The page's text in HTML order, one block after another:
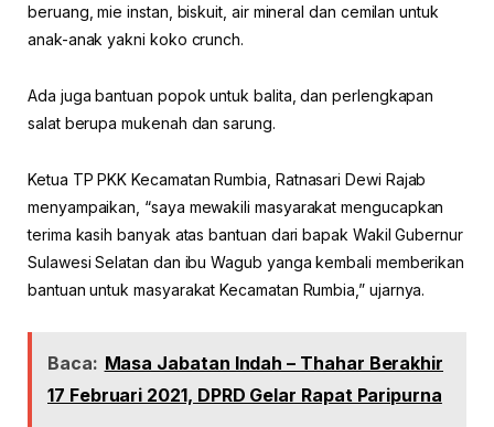
beruang, mie instan, biskuit, air mineral dan cemilan untuk
anak-anak yakni koko crunch.
Ada juga bantuan popok untuk balita, dan perlengkapan
salat berupa mukenah dan sarung.
Ketua TP PKK Kecamatan Rumbia, Ratnasari Dewi Rajab
menyampaikan, “saya mewakili masyarakat mengucapkan
terima kasih banyak atas bantuan dari bapak Wakil Gubernur
Sulawesi Selatan dan ibu Wagub yanga kembali memberikan
bantuan untuk masyarakat Kecamatan Rumbia,” ujarnya.
Baca: Masa Jabatan Indah – Thahar Berakhir
17 Februari 2021, DPRD Gelar Rapat Paripurna